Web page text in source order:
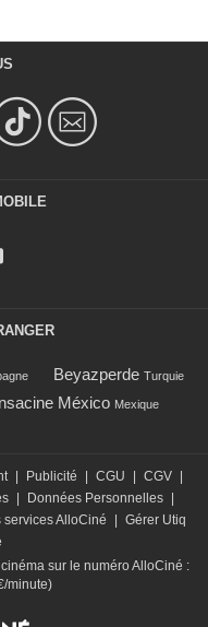
Beyazperde Turquie
México Mexique
Publicité CGU CGV
Données Personnelles
services AlloCiné
Gérer Utiq
sur le numéro AlloCiné :
minute)